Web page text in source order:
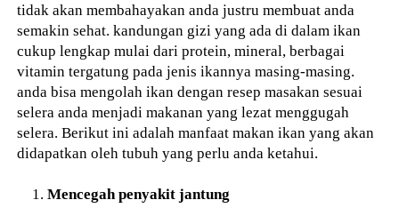
tidak akan membahayakan anda justru membuat anda
semakin sehat. kandungan gizi yang ada di dalam ikan
cukup lengkap mulai dari protein, mineral, berbagai
vitamin tergatung pada jenis ikannya masing-masing.
anda bisa mengolah ikan dengan resep masakan sesuai
selera anda menjadi makanan yang lezat menggugah
selera. Berikut ini adalah manfaat makan ikan yang akan
didapatkan oleh tubuh yang perlu anda ketahui.
Mencegah penyakit jantung